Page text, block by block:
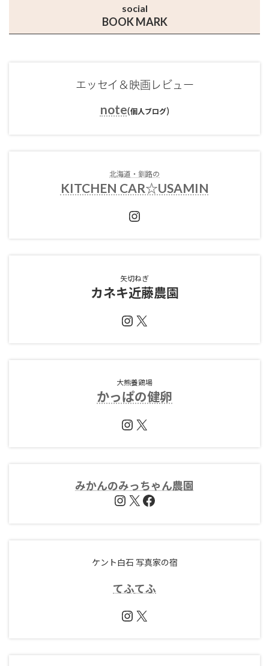
social
BOOK MARK
エッセイ＆映画レビュー
note(個人ブログ)
北海道・釧路の
KITCHEN CAR☆USAMIN
Instagram
矢切ねぎ
カネキ近藤農園
Instagram
X
大熊養鶏場
かっぱの健卵
Instagram
X
みかんのみっちゃん農園
Instagram
X Facebook
ケント白石 写真家の宿
てふてふ
Instagram
X